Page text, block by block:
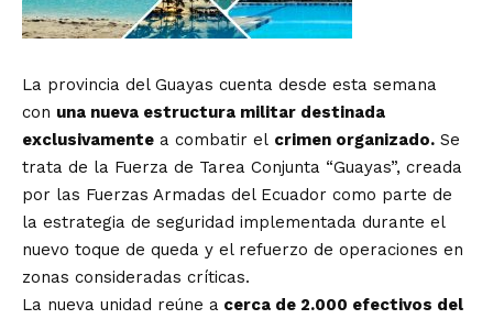
La provincia del Guayas cuenta desde esta semana
con una nueva estructura militar destinada
exclusivamente a combatir el crimen organizado. Se
trata de la Fuerza de Tarea Conjunta “Guayas”, creada
por las Fuerzas Armadas del Ecuador como parte de
la estrategia de seguridad implementada durante el
nuevo toque de queda y el refuerzo de operaciones en
zonas consideradas críticas.
La nueva unidad reúne a cerca de 2.000 efectivos del